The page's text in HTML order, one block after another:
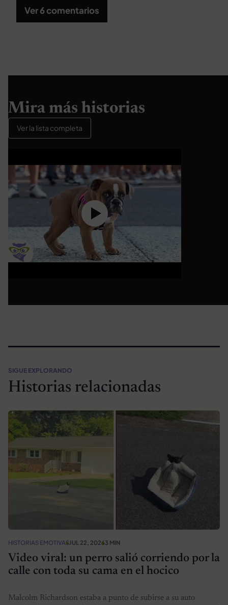
Ver 6 comentarios
Mira más historias
Ver la lista completa
SIGUE EXPLORANDO
Historias relacionadas
HISTORIAS EMOTIVASJUL 22, 20263 MIN
Video viral: un perro salió corriendo por la
calle con toda su cama en el hocico
Malcolm Richardson estaba a punto de subirse a su auto